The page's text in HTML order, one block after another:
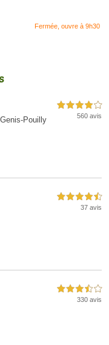
Fermée, ouvre à 9h30
Pouilly
4,0 étoiles sur 5
560 avis
4,5 étoiles sur 5
37 avis
3,5 étoiles sur 5
330 avis